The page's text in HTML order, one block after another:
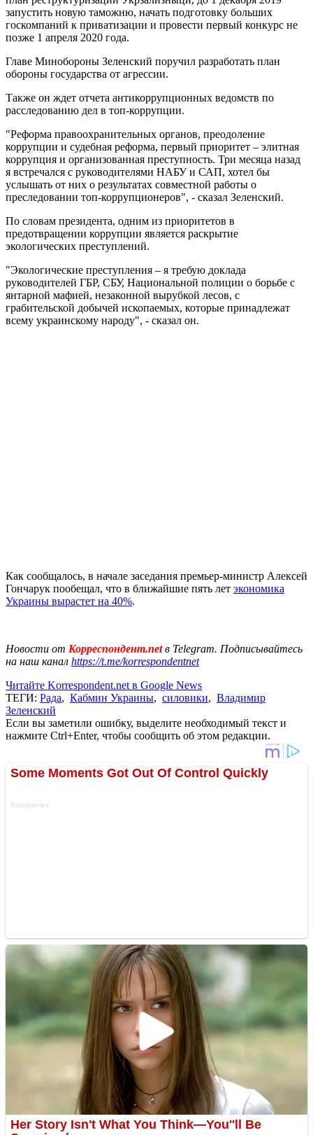
запустить новую таможню, начать подготовку больших
госкомпаний к приватизации и провести первый конкурс не
позже 1 апреля 2020 года.
Главе Минобороны Зеленский поручил разработать план
обороны государства от агрессии.
Также он ждет отчета антикоррупционных ведомств по
расследованию дел в топ-коррупции.
"Реформа правоохранительных органов, преодоление
коррупции и судебная реформа, первый приоритет – элитная
коррупция и организованная преступность. Три месяца назад
я встречался с руководителями НАБУ и САП, хотел бы
услышать от них о результатах совместной работы о
преследовании топ-коррупционеров", - сказал Зеленский.
По словам президента, одним из приоритетов в
предотвращении коррупции является раскрытие
экологических преступлений.
"Экологические преступления – я требую доклада
руководителей ГБР, СБУ, Национальной полиции о борьбе с
янтарной мафией, незаконной вырубкой лесов, с
грабительской добычей ископаемых, которые принадлежат
всему украинскому народу", - сказал он.
Как сообщалось, в начале заседания премьер-министр Алексей
Гончарук пообещал, что в ближайшие пять лет экономика
Украины вырастет на 40%.
Новости от Корреспондент.netв Telegram. Подписывайтесь
на наш канал https://t.me/korrespondentnet
Читайте Korrespondent.net в Google News
ТЕГИ: Рада, Кабмин Украины, силовики, Владимир
Зеленский
Если вы заметили ошибку, выделите необходимый текст и
нажмите Ctrl+Enter, чтобы сообщить об этом редакции.